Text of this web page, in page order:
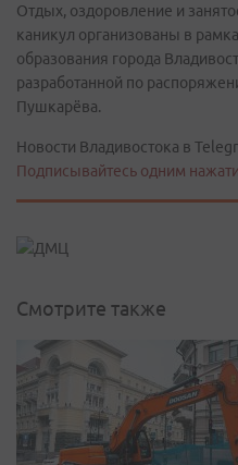
Отдых, оздоровление и
каникул организованы в
образования города
разработанной по
Пушкарёва.
Новости Владивостока в
Подписывайтесь одним
Смотрите также